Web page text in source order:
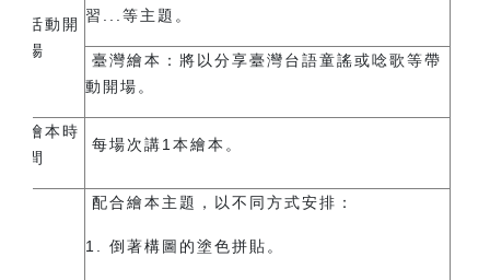
活動開
場
習...等主題。
臺灣繪本： 將以分享臺灣台語童謠或唸歌等帶
動開場。
繪本時
間
每場次講1本繪本。
配合繪本主題，以不同方式安排：
1. 倒著構圖的塗色拼貼。